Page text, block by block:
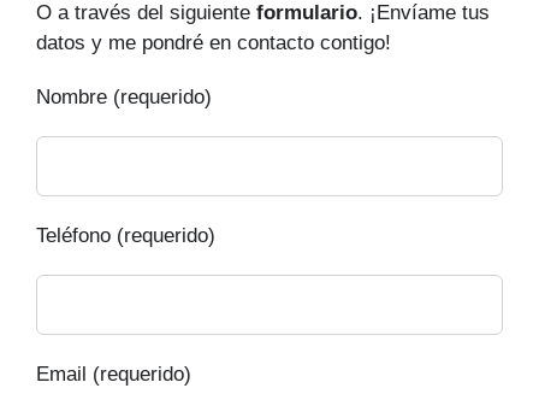
O a través del siguiente formulario. ¡Envíame tus
datos y me pondré en contacto contigo!
Nombre (requerido)
Teléfono (requerido)
Email (requerido)